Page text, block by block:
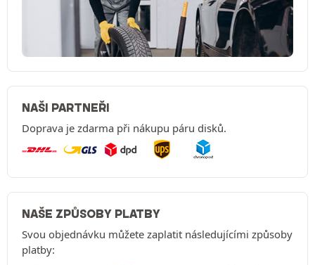
NAŠI PARTNEŘI
Doprava je zdarma při nákupu páru disků.
NAŠE ZPŮSOBY PLATBY
Svou objednávku můžete zaplatit následujícími způsoby
platby: